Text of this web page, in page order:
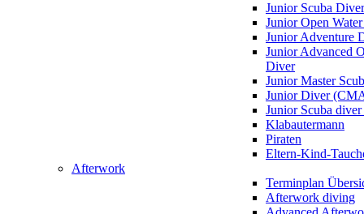
Junior Scuba Diver
Junior Open
Junior Adventure
Junior Advanced
Diver
Junior Master
Junior Diver
Junior Scuba
Klabautermann
Piraten
Eltern-Kind-
Afterwork
Terminplan
Afterwork diving